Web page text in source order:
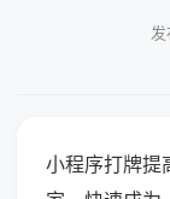
小程序打牌提